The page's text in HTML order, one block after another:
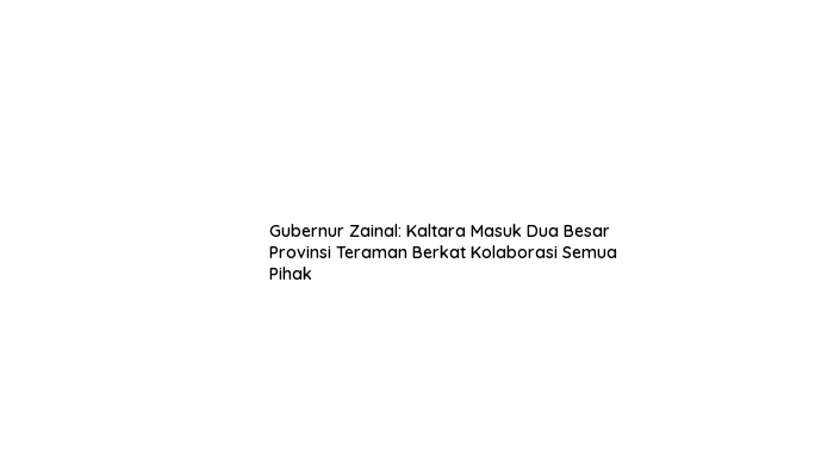
Gubernur Zainal: Kaltara Masuk Dua Besar
Provinsi Teraman Berkat Kolaborasi Semua
Pihak